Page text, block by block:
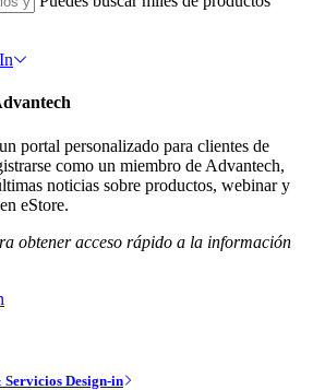
portal personalizado para clientes de
como un miembro de Advantech,
noticias sobre productos, webinar y
eStore.
obtener acceso rápido a la información
Design-in